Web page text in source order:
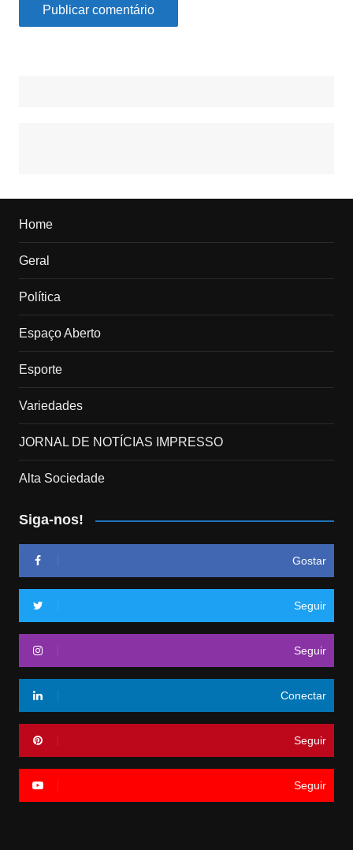
Home
Geral
Política
Espaço Aberto
Esporte
Variedades
JORNAL DE NOTÍCIAS IMPRESSO
Alta Sociedade
Siga-nos!
Gostar
Seguir
Seguir
Conectar
Seguir
Seguir